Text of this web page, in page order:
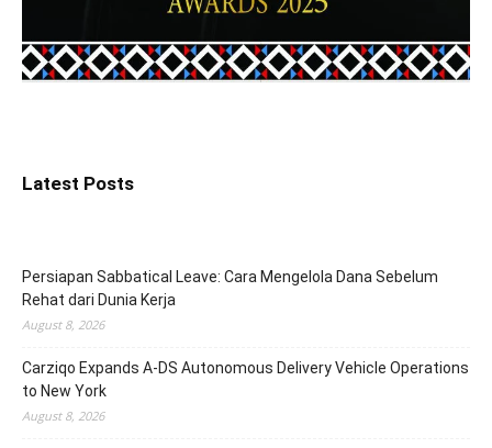
Latest Posts
Persiapan Sabbatical Leave: Cara Mengelola Dana Sebelum
Rehat dari Dunia Kerja
August 8, 2026
Carziqo Expands A-DS Autonomous Delivery Vehicle Operations
to New York
August 8, 2026